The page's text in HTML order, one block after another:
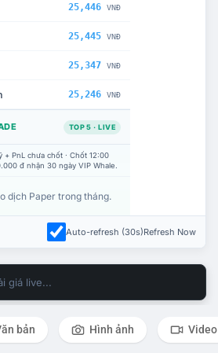
25,446 VNĐ
25,445 VNĐ
25,347 VNĐ
25,246 VNĐ
TOP 5 · LIVE
PnL chưa chốt · Chốt 12:00
đ nhận 30 ngày VIP Whale.
dịch Paper trong tháng.
Auto-refresh (30s)Refresh Now
giá live...
bản Hình ảnh Video